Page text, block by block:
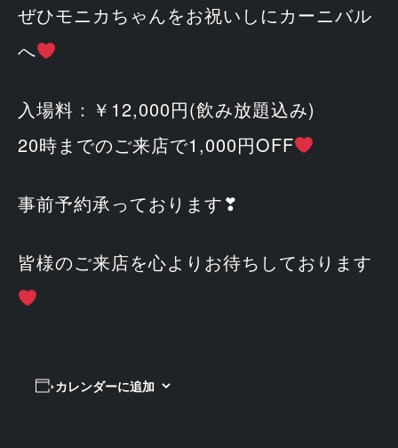
ぜひモニカちゃんをお祝いしにカーニバル
へ
入場料：￥12,000円(飲み放題込み)
20時までのご来店で1,000円OFF
事前予約承っております❣
皆様のご来店を心よりお待ちしております
カレンダーに追加